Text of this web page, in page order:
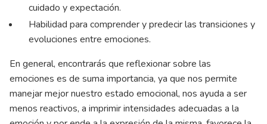
cuidado y expectación.
Habilidad para comprender y predecir las transiciones y
evoluciones entre emociones.
En general, encontrarás que reflexionar sobre las
emociones es de suma importancia, ya que nos permite
manejar mejor nuestro estado emocional, nos ayuda a ser
menos reactivos, a imprimir intensidades adecuadas a la